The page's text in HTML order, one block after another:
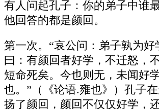
有人问起孔子：你的弟子中谁
他回答的都是颜回。
第一次。“哀公问：弟子孰为好
曰：有颜回者好学，不迁怒，
短命死矣。今也则无，未闻好
也。”（《论语.雍也》）孔子
扬了颜回，颜回不仅仅好学，